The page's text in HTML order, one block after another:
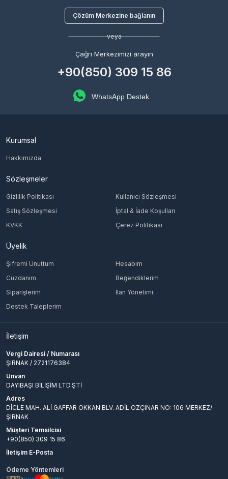
Çözüm Merkezine bağlanın
veya
Çağrı Merkezimizi arayın
+90(850) 309 15 86
WhatsApp Destek
Kurumsal
Hakkımızda
Sözleşmeler
Gizlilik Politikası
Kullanıcı Sözleşmesi
Satış Sözleşmesi
İptal & İade Koşulları
KVKK
Çerez Politikası
Üyelik
Şifremi Unuttum
Hesabım
Cüzdanım
Beğendiklerim
Siparişlerim
İlan Yönetimi
Destek Taleplerim
İletişim
Vergi Dairesi / Numarası
ŞIRNAK / 2721176384
Unvan
DAYIBAŞI BİLİŞİM LTD.ŞTİ
Adres
DİCLE MAH. ALİ GAFFAR OKKAN BLV. ADİL ÖZÇINAR NO: 106 MERKEZ/
ŞIRNAK
Müşteri Temsilcisi
+90(850) 309 15 86
İletişim E-Posta
Ödeme Yöntemleri